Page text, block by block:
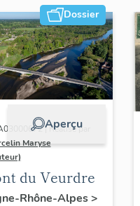
Dossier
Aperçu
| Réalisé par
Maryse
du Veurdre
Rhône-Alpes>